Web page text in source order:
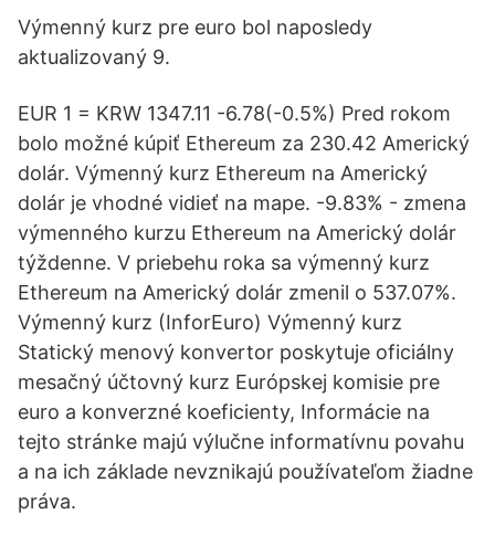
Výmenný kurz pre euro bol naposledy
aktualizovaný 9.
EUR 1 = KRW 1347.11 -6.78(-0.5%) Pred rokom
bolo možné kúpiť Ethereum za 230.42 Americký
dolár. Výmenný kurz Ethereum na Americký
dolár je vhodné vidieť na mape. -9.83% - zmena
výmenného kurzu Ethereum na Americký dolár
týždenne. V priebehu roka sa výmenný kurz
Ethereum na Americký dolár zmenil o 537.07%.
Výmenný kurz (InforEuro) Výmenný kurz
Statický menový konvertor poskytuje oficiálny
mesačný účtovný kurz Európskej komisie pre
euro a konverzné koeficienty, Informácie na
tejto stránke majú výlučne informatívnu povahu
a na ich základe nevznikajú používateľom žiadne
práva.